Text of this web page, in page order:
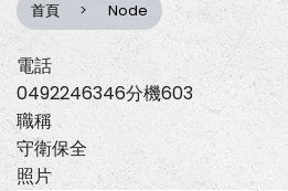
導
航
連
結
首頁 Node
電話
0492246346分機603
職稱
守衛保全
照片